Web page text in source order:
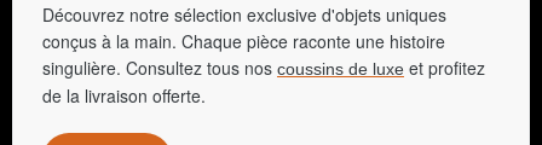
Découvrez notre sélection exclusive d'objets uniques
conçus à la main. Chaque pièce raconte une histoire
singulière. Consultez tous nos coussins de luxe et profitez
de la livraison offerte.